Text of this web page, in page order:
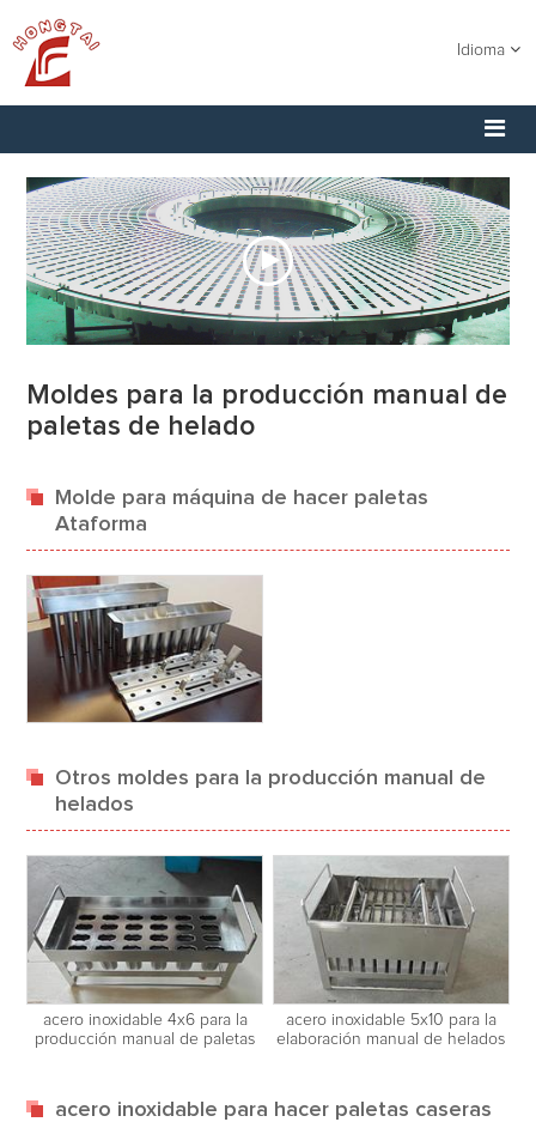
Idioma
Moldes para la producción manual de
paletas de helado
Molde para máquina de hacer paletas
Ataforma
Otros moldes para la producción manual de
helados
acero inoxidable 4x6 para la
producción manual de paletas
acero inoxidable 5x10 para la
elaboración manual de helados
acero inoxidable para hacer paletas caseras